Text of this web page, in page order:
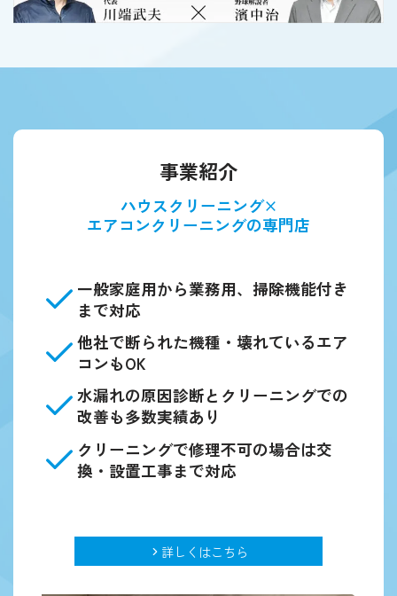
事業紹介
ハウスクリーニング×
エアコンクリーニングの専門店
一般家庭用から業務用、掃除機能付き
まで対応
他社で断られた機種・壊れているエア
コンもOK
水漏れの原因診断とクリーニングでの
改善も多数実績あり
クリーニングで修理不可の場合は交
換・設置工事まで対応
詳しくはこちら